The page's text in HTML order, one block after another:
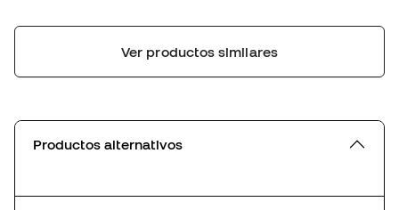
Ver productos similares
Productos alternativos